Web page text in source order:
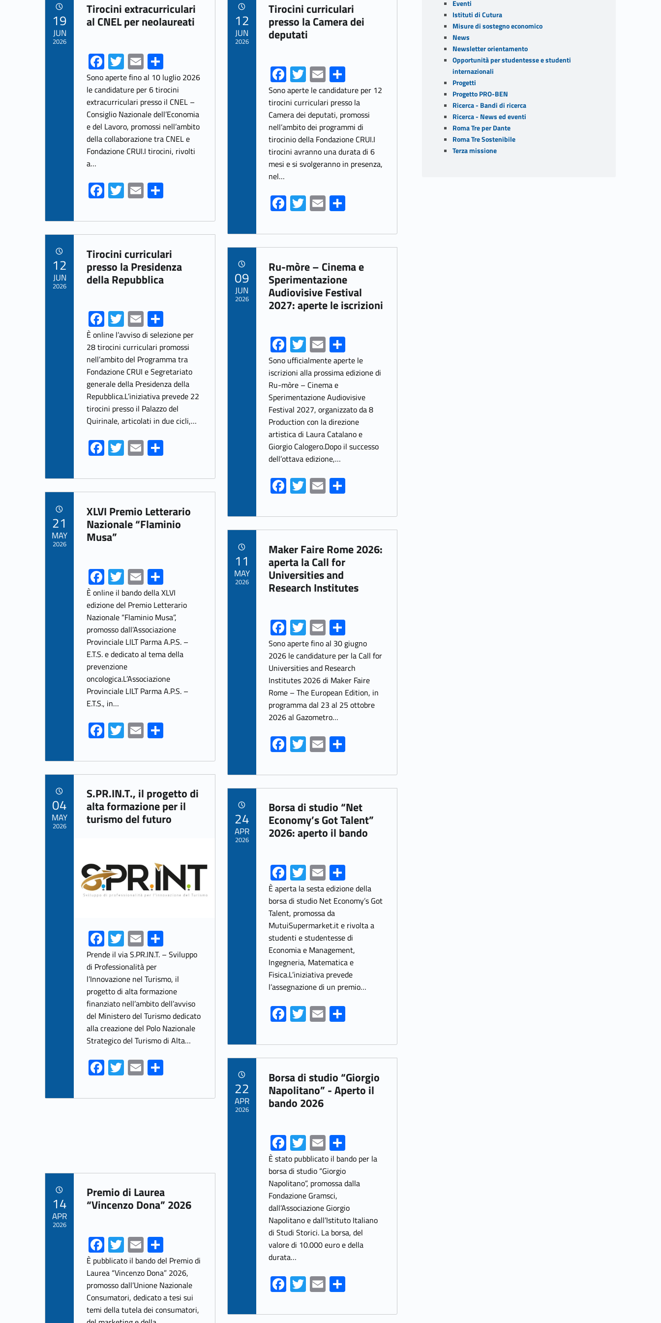
o
k
Link identifier archive #link-archive-16411
Tirocini extracurriculari
al CNEL per neolaureati
Fa
ce
b
o
o
k
T
w
itt
er
E
m
ai
l
S
h
ar
e
Sono aperte fino al 10 luglio 2026
le candidature per 6 tirocini
extracurriculari presso il CNEL –
Consiglio Nazionale dell’Economia
e del Lavoro, promossi nell’ambito
della collaborazione tra CNEL e
Fondazione CRUI.I tirocini, rivolti
a…
Fa
ce
b
o
o
k
T
w
itt
er
E
m
ai
l
S
h
ar
e
19
JUN
2026
Link identifier archive #link-archive-36228
Tirocini curriculari
presso la Camera dei
deputati
Fa
ce
b
o
o
k
T
w
itt
er
E
m
ai
l
h
ar
e
Sono aperte le candidature per 12
tirocini curriculari presso la
Camera dei deputati, promossi
nell’ambito dei programmi di
tirocinio della Fondazione CRUI.I
tirocini avranno una durata di 6
mesi e si svolgeranno in presenza,
nel…
Fa
ce
b
o
o
k
T
w
itt
er
E
m
ai
l
ar
e
12
JUN
2026
Link identifier archive #link-archive-72188
Tirocini curriculari
presso la Presidenza
della Repubblica
Fa
ce
b
o
o
k
T
w
itt
er
E
m
ai
l
S
h
ar
e
È online l’avviso di selezione per
28 tirocini curriculari promossi
nell’ambito del Programma tra
Fondazione CRUI e Segretariato
generale della Presidenza della
Repubblica.L’iniziativa prevede 22
tirocini presso il Palazzo del
Quirinale, articolati in due cicli,…
Fa
ce
b
o
o
k
T
w
itt
er
E
m
ai
l
S
ar
e
12
JUN
2026
Link identifier archive #link-archive-6079
Ru-mòre – Cinema e
Sperimentazione
Audiovisive Festival
2027: aperte le iscrizioni
Fa
ce
b
o
o
k
T
w
itt
er
E
m
ai
l
h
ar
e
Sono ufficialmente aperte le
iscrizioni alla prossima edizione di
Ru-mòre – Cinema e
Sperimentazione Audiovisive
Festival 2027, organizzato da 8
Production con la direzione
artistica di Laura Catalano e
Giorgio Calogero.Dopo il successo
dell’ottava edizione,…
Fa
ce
b
o
o
k
T
w
itt
er
E
m
ai
l
ar
e
09
JUN
2026
Link identifier archive #link-archive-72272
XLVI Premio Letterario
Nazionale “Flaminio
Musa”
Fa
ce
b
o
o
k
T
w
itt
er
E
m
ai
l
S
h
ar
e
È online il bando della XLVI
edizione del Premio Letterario
Nazionale “Flaminio Musa”,
promosso dall’Associazione
Provinciale LILT Parma A.P.S. –
E.T.S. e dedicato al tema della
prevenzione
oncologica.L’Associazione
Provinciale LILT Parma A.P.S. –
E.T.S., in…
Fa
ce
b
o
o
k
T
w
itt
er
E
m
ai
l
S
h
ar
e
21
MAY
2026 Link identifier archive #link-archive-79667
Maker Faire Rome 2026:
aperta la Call for
Universities and
Research Institutes
Fa
ce
b
o
o
k
T
w
itt
er
E
m
ai
l
h
ar
e
Sono aperte fino al 30 giugno
2026 le candidature per la Call for
Universities and Research
Institutes 2026 di Maker Faire
Rome – The European Edition, in
programma dal 23 al 25 ottobre
2026 al Gazometro…
Fa
ce
b
o
o
k
T
w
itt
er
E
m
ai
l
ar
e
11
MAY
2026
Link identifier archive #link-archive-37972
S.PR.IN.T., il progetto di
alta formazione per il
turismo del futuro
Fa
ce
b
o
o
k
T
w
itt
er
E
m
ai
l
S
h
ar
e
Prende il via S.PR.IN.T. – Sviluppo
di Professionalità per
l’Innovazione nel Turismo, il
progetto di alta formazione
finanziato nell’ambito dell’avviso
del Ministero del Turismo dedicato
alla creazione del Polo Nazionale
Strategico del Turismo di Alta…
Fa
ce
b
T
w
itt
E
m
ai
S
ar
04
MAY
2026
Link identifier archive #link-archive-34297
Borsa di studio “Net
Economy’s Got Talent”
2026: aperto il bando
Fa
ce
b
o
o
k
T
w
itt
er
E
m
ai
l
h
ar
e
È aperta la sesta edizione della
borsa di studio Net Economy’s Got
Talent, promossa da
MutuiSupermarket.it e rivolta a
studenti e studentesse di
Economia e Management,
Ingegneria, Matematica e
Fisica.L’iniziativa prevede
l’assegnazione di un premio…
Fa
ce
b
o
o
k
T
w
itt
er
E
m
ai
l
ar
e
24
APR
2026
Link identifier archive #link-archive-69804
Borsa di studio “Giorgio
Napolitano” - Aperto il
bando 2026
Fa
ce
b
o
o
k
T
w
itt
er
E
m
ai
l
h
ar
e
È stato pubblicato il bando per la
borsa di studio “Giorgio
Napolitano”, promossa dalla
Fondazione Gramsci,
dall’Associazione Giorgio
Napolitano e dall’Istituto Italiano
di Studi Storici. La borsa, del
valore di 10.000 euro e della
durata…
Fa
ce
b
T
w
itt
E
m
ai ar
POSTED ON:22
APR
2026
Link identifier archive #link-archive-77764
Premio di Laurea
“Vincenzo Dona” 2026
Fa
ce
b
o
o
T
w
itt
er
E
m
ai
l
S
h
ar
e
È pubblicato il bando del Premio di
Laurea “Vincenzo Dona” 2026,
promosso dall’Unione Nazionale
Consumatori, dedicato a tesi sui
temi della tutela dei consumatori,
14
APR
2026
Eventi
Istituti di Cutura
Misure di sostegno economico
News
Newsletter orientamento
Opportunità per studentesse e studenti
internazionali
Progetti
Progetto PRO-BEN
Ricerca - Bandi di ricerca
Ricerca - News ed eventi
Roma Tre per Dante
Roma Tre Sostenibile
Terza missione